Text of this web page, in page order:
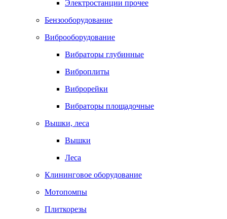
Электростанции прочее
Бензооборудование
Виброоборудование
Вибраторы глубинные
Виброплиты
Виброрейки
Вибраторы площадочные
Вышки, леса
Вышки
Леса
Клининговое оборудование
Мотопомпы
Плиткорезы